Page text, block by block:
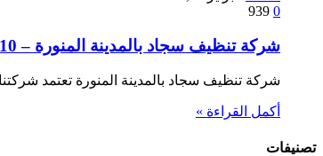
0
شركة تنظيف سجاد بالمدينة المنورة – 0508435210 – ارخص الاسعار
شركة تنظيف سجاد بالمدينة المنورة تعتمد
أكمل القراءة »
تصنيفات